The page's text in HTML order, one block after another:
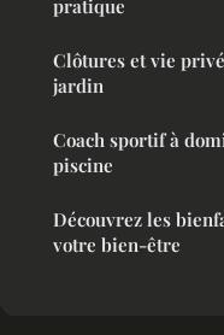
pratique
Clôtures et vie
jardin
Coach sportif à
piscine
Découvrez les
votre bien-être